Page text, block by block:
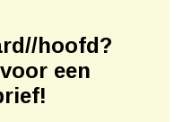
hoofd?
een